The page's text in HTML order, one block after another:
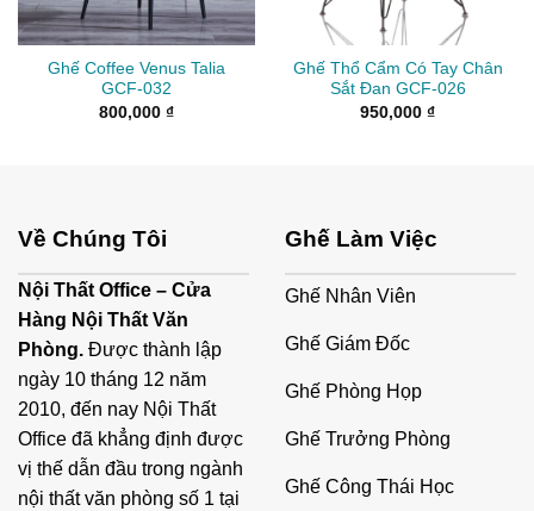
Ghế Coffee Venus Talia
GCF-032
800,000 ₫
Ghế Thổ Cẩm Có Tay Chân
Sắt Đan GCF-026
950,000 ₫
Về Chúng Tôi
Nội Thất Office – Cửa
Hàng Nội Thất Văn
Phòng. Được thành lập
ngày 10 tháng 12 năm
2010, đến nay Nội Thất
Office đã khẳng định được
vị thế dẫn đầu trong ngành
nội thất văn phòng số 1 tại
Ghế Làm Việc
Ghế Nhân Viên
Ghế Giám Đốc
Ghế Phòng Họp
Ghế Trưởng Phòng
Ghế Công Thái Học